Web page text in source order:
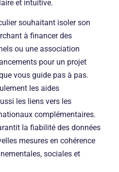
et intuitive.
souhaitant isoler son
à financer des
ou une association
pour un projet
vous guide pas à pas.
les aides
les liens vers les
complémentaires.
la fiabilité des données
mesures en cohérence
sociales et